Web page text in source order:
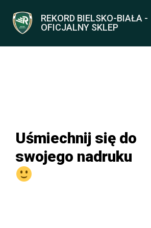
REKORD BIELSKO-BIAŁA -
OFICJALNY SKLEP
Uśmiechnij się do
swojego nadruku